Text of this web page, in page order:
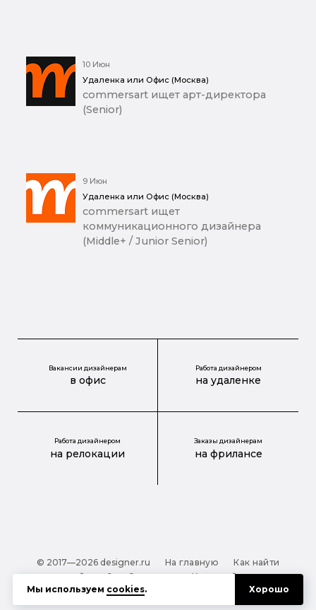
10 Июн
Удаленка или Офис (Москва)
commersart ищет арт-директора
(Senior)
9 Июн
Удаленка или Офис (Москва)
commersart ищет
коммуникационного дизайнера
(Middle+ / Junior Senior)
Вакансии дизайнерам
в офис
Работа дизайнером
на удаленке
Работа дизайнером
на релокации
Заказы дизайнерам
на фрилансе
© 2017—2026 designer.ru На главную
Как найти
дизайнера?
О проекте
Карта сайта
Обработка персональных данных
Файлы cookie
Мы используем cookies. Хорошо